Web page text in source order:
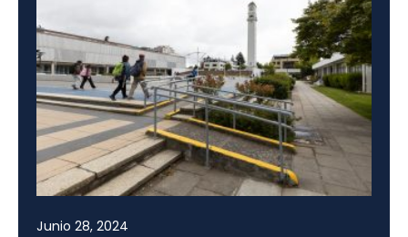
Junio 28, 2024